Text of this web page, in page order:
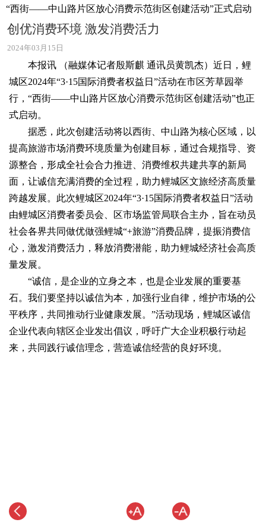
“西街——中山路片区放心消费示范街区创建活动”正式启动
创优消费环境 激发消费活力
2024年03月15日
本报讯 （融媒体记者殷斯麒 通讯员黄凯杰）近日，鲤
城区2024年“3·15国际消费者权益日”活动在市区芳草园举
行，“西街——中山路片区放心消费示范街区创建活动”也正
式启动。
据悉，此次创建活动将以西街、中山路为核心区域，以
提高旅游市场消费环境质量为创建目标，通过合规指导、资
源整合，形成全社会合力推进、消费维权共建共享的新局
面，让诚信充满消费的全过程，助力鲤城区文旅经济高质量
跨越发展。此次鲤城区2024年“3·15国际消费者权益日”活动
由鲤城区消费者委员会、区市场监管局联合主办，旨在动员
社会各界共同做优做强鲤城“+旅游”消费品牌，提振消费信
心，激发消费活力，释放消费潜能，助力鲤城经济社会高质
量发展。
“诚信，是企业的立身之本，也是企业发展的重要基
石。我们要坚持以诚信为本，加强行业自律，维护市场的公
平秩序，共同推动行业健康发展。”活动现场，鲤城区诚信
企业代表向辖区企业发出倡议，呼吁广大企业积极行动起
来，共同践行诚信理念，营造诚信经营的良好环境。